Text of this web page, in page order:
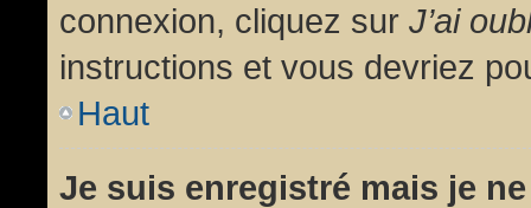
connexion, cliquez sur J’ai
instructions et vous devriez
Haut
Je suis enregistré mais je